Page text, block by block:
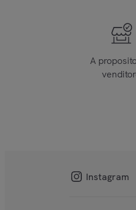
A
Instagram